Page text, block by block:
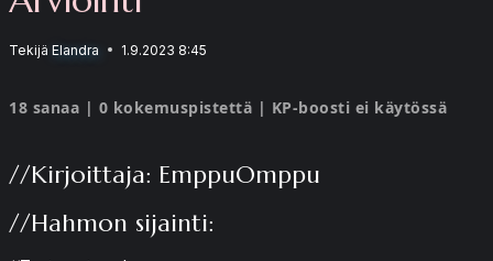
Tekijä Elandra 1.9.2023 8:45
18 sanaa | 0 kokemuspistettä | KP-boosti ei käytössä
//Kirjoittaja: EmppuOmppu
//Hahmon sijainti: